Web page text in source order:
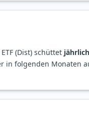
(Dist) schüttet jährlich
in folgenden Monaten